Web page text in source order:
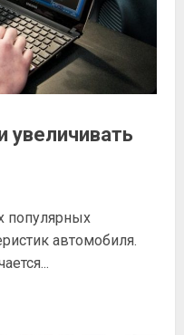
увеличивать
популярных
автомобиля.